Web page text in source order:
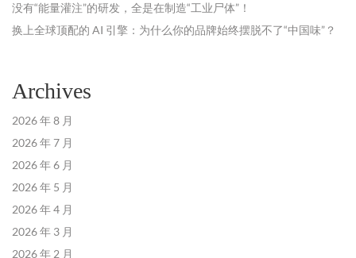
没有“能量灌注”的研发，全是在制造“工业尸体”！
换上全球顶配的 AI 引擎：为什么你的品牌始终摆脱不了“中国味”？
Archives
2026 年 8 月
2026 年 7 月
2026 年 6 月
2026 年 5 月
2026 年 4 月
2026 年 3 月
2026 年 2 月